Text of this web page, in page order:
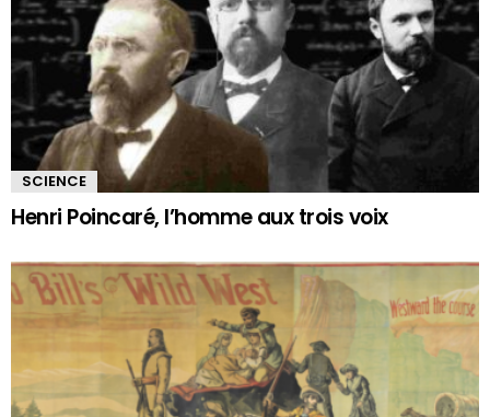
SCIENCE
Henri Poincaré, l’homme aux trois voix